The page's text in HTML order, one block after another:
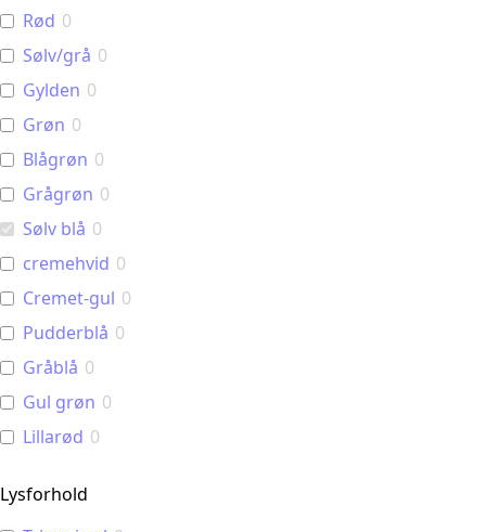
Rød 0
Sølv/grå 0
Gylden 0
Grøn 0
Blågrøn 0
Grågrøn 0
Sølv blå 0
cremehvid 0
Cremet-gul 0
Pudderblå 0
Gråblå 0
Gul grøn 0
Lillarød 0
Lysforhold